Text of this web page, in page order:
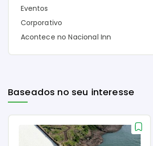
Eventos
Corporativo
Acontece no Nacional Inn
Baseados no seu interesse